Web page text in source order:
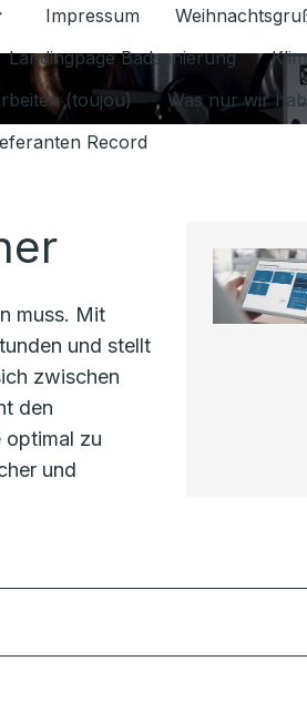
für Datenschutz
Impressum
Landingpage Badsanierung
(toujou) Was nur wir
Record
muss. Mit
und stellt
zwischen
den
optimal zu
und